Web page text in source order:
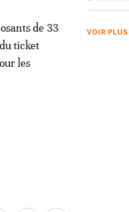
de 33
ticket
les
VOIR PLUS